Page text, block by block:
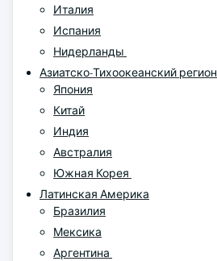
Италия
Испания
Нидерланды
Азиатско-Тихоокеанский регион
Япония
Китай
Индия
Австралия
Южная Корея
Латинская Америка
Бразилия
Мексика
Аргентина